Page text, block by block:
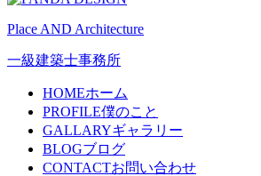
Place AND Architecture
一級建築士事務所
HOMEホーム
PROFILE僕のこと
GALLARYギャラリー
BLOGブログ
CONTACTお問い合わせ